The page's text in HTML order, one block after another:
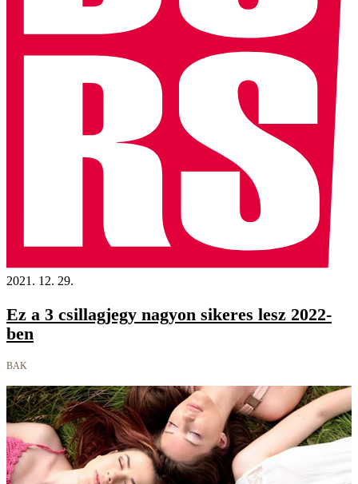
2021. 12. 29.
Ez a 3 csillagjegy nagyon sikeres lesz 2022-
ben
BAK